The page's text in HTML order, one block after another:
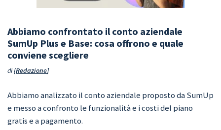
Abbiamo confrontato il conto aziendale
SumUp Plus e Base: cosa offrono e quale
conviene scegliere
di Redazione
Abbiamo analizzato il conto aziendale proposto da SumUp
e messo a confronto le funzionalità e i costi del piano
gratis e a pagamento.